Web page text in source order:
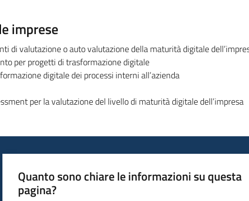
imprese
di valutazione o auto valutazione della maturità digitale
per progetti di trasformazione digitale
digitale dei processi interni all’azienda
per la valutazione del livello di maturità digitale dell’impresa
Quanto sono chiare le informazioni su questa
pagina?